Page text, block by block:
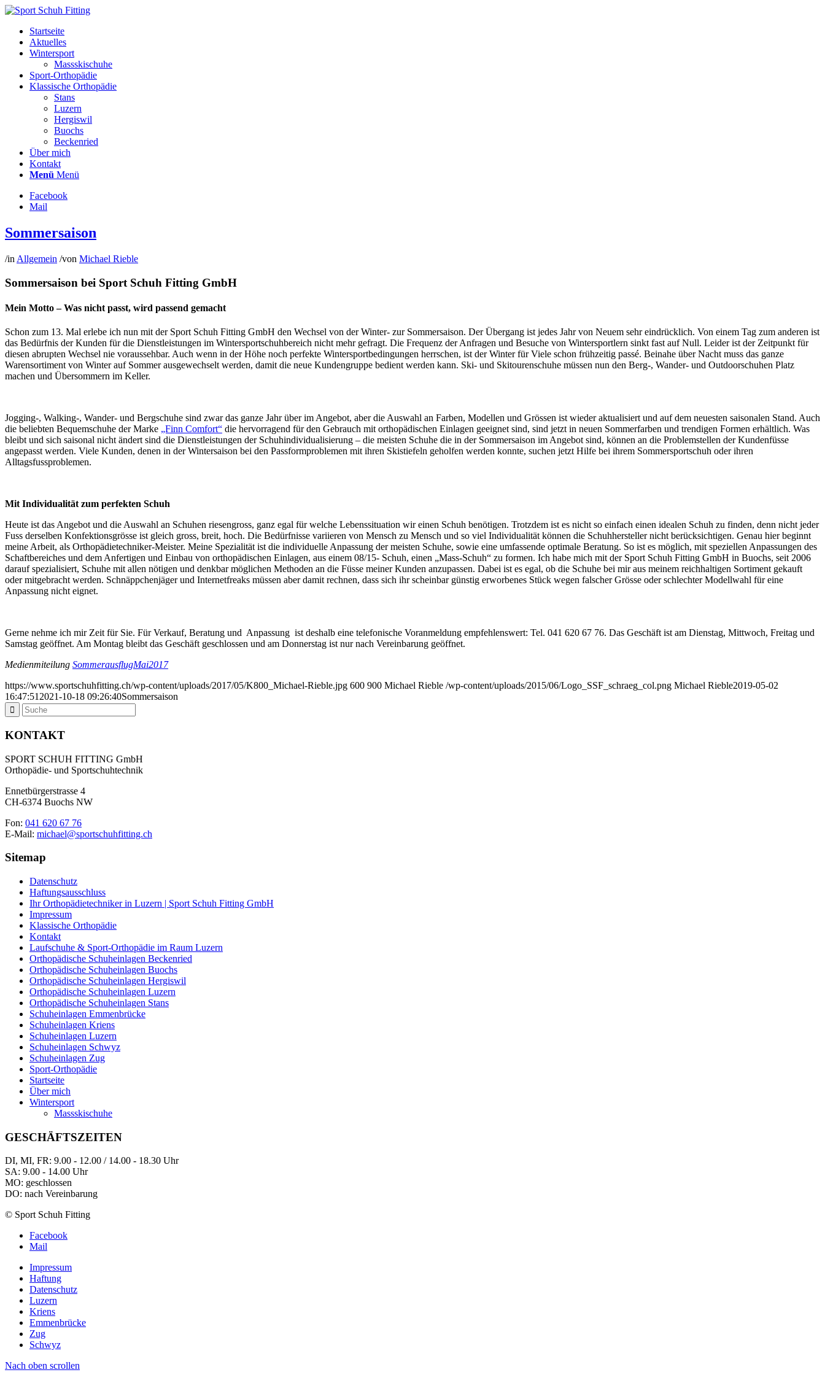
Startseite
Aktuelles
Wintersport
Massskischuhe
Sport-Orthopädie
Klassische Orthopädie
Stans
Luzern
Hergiswil
Buochs
Beckenried
Über mich
Kontakt
Menü Menü
Facebook
Mail
Sommersaison
/in Allgemein /von Michael Rieble
Sommersaison bei Sport Schuh Fitting GmbH
Mein Motto – Was nicht passt, wird passend gemacht
Schon zum 13. Mal erlebe ich nun mit der Sport Schuh Fitting GmbH den Wechsel von der Winter- zur Sommersaison. Der Übergang ist jedes Jahr von Neuem sehr eindrücklich. Von einem Tag zum anderen ist
das Bedürfnis der Kunden für die Dienstleistungen im Wintersportschuhbereich nicht mehr gefragt. Die Frequenz der Anfragen und Besuche von Wintersportlern sinkt fast auf Null. Leider ist der Zeitpunkt für
diesen abrupten Wechsel nie voraussehbar. Auch wenn in der Höhe noch perfekte Wintersportbedingungen herrschen, ist der Winter für Viele schon frühzeitig passé. Beinahe über Nacht muss das ganze
Warensortiment von Winter auf Sommer ausgewechselt werden, damit die neue Kundengruppe bedient werden kann. Ski- und Skitourenschuhe müssen nun den Berg-, Wander- und Outdoorschuhen Platz
machen und Übersommern im Keller.
Jogging-, Walking-, Wander- und Bergschuhe sind zwar das ganze Jahr über im Angebot, aber die Auswahl an Farben, Modellen und Grössen ist wieder aktualisiert und auf dem neuesten saisonalen Stand. Auch
die beliebten Bequemschuhe der Marke „Finn Comfort“ die hervorragend für den Gebrauch mit orthopädischen Einlagen geeignet sind, sind jetzt in neuen Sommerfarben und trendigen Formen erhältlich. Was
bleibt und sich saisonal nicht ändert sind die Dienstleistungen der Schuhindividualisierung – die meisten Schuhe die in der Sommersaison im Angebot sind, können an die Problemstellen der Kundenfüsse
angepasst werden. Viele Kunden, denen in der Wintersaison bei den Passformproblemen mit ihren Skistiefeln geholfen werden konnte, suchen jetzt Hilfe bei ihrem Sommersportschuh oder ihren
Alltagsfussproblemen.
Mit Individualität zum perfekten Schuh
Heute ist das Angebot und die Auswahl an Schuhen riesengross, ganz egal für welche Lebenssituation wir einen Schuh benötigen. Trotzdem ist es nicht so einfach einen idealen Schuh zu finden, denn nicht jeder
Fuss derselben Konfektionsgrösse ist gleich gross, breit, hoch. Die Bedürfnisse variieren von Mensch zu Mensch und so viel Individualität können die Schuhhersteller nicht berücksichtigen. Genau hier beginnt
meine Arbeit, als Orthopädietechniker-Meister. Meine Spezialität ist die individuelle Anpassung der meisten Schuhe, sowie eine umfassende optimale Beratung. So ist es möglich, mit speziellen Anpassungen des
Schaftbereiches und dem Anfertigen und Einbau von orthopädischen Einlagen, aus einem 08/15- Schuh, einen „Mass-Schuh“ zu formen. Ich habe mich mit der Sport Schuh Fitting GmbH in Buochs, seit 2006
darauf spezialisiert, Schuhe mit allen nötigen und denkbar möglichen Methoden an die Füsse meiner Kunden anzupassen. Dabei ist es egal, ob die Schuhe bei mir aus meinem reichhaltigen Sortiment gekauft
oder mitgebracht werden. Schnäppchenjäger und Internetfreaks müssen aber damit rechnen, dass sich ihr scheinbar günstig erworbenes Stück wegen falscher Grösse oder schlechter Modellwahl für eine
Anpassung nicht eignet.
Gerne nehme ich mir Zeit für Sie. Für Verkauf, Beratung und Anpassung ist deshalb eine telefonische Voranmeldung empfehlenswert: Tel. 041 620 67 76. Das Geschäft ist am Dienstag, Mittwoch, Freitag und
Samstag geöffnet. Am Montag bleibt das Geschäft geschlossen und am Donnerstag ist nur nach Vereinbarung geöffnet.
Medienmiteilung SommerausflugMai2017
https://www.sportschuhfitting.ch/wp-content/uploads/2017/05/K800_Michael-Rieble.jpg 600 900 Michael Rieble /wp-content/uploads/2015/06/Logo_SSF_schraeg_col.png Michael Rieble2019-05-02
16:47:51 2021-10-18 09:26:40Sommersaison
KONTAKT
SPORT SCHUH FITTING GmbH
Orthopädie- und Sportschuhtechnik
Ennetbürgerstrasse 4
CH-6374 Buochs NW
Fon: 041 620 67 76
E-Mail: michael@sportschuhfitting.ch
Sitemap
Datenschutz
Haftungsausschluss
Ihr Orthopädietechniker in Luzern | Sport Schuh Fitting GmbH
Impressum
Klassische Orthopädie
Kontakt
Laufschuhe & Sport-Orthopädie im Raum Luzern
Orthopädische Schuheinlagen Beckenried
Orthopädische Schuheinlagen Buochs
Orthopädische Schuheinlagen Hergiswil
Orthopädische Schuheinlagen Luzern
Orthopädische Schuheinlagen Stans
Schuheinlagen Emmenbrücke
Schuheinlagen Kriens
Schuheinlagen Luzern
Schuheinlagen Schwyz
Schuheinlagen Zug
Sport-Orthopädie
Startseite
Über mich
Wintersport
Massskischuhe
GESCHÄFTSZEITEN
DI, MI, FR: 9.00 - 12.00 / 14.00 - 18.30 Uhr
SA: 9.00 - 14.00 Uhr
MO: geschlossen
DO: nach Vereinbarung
© Sport Schuh Fitting
Facebook
Mail
Impressum
Haftung
Datenschutz
Luzern
Kriens
Emmenbrücke
Zug
Schwyz
Nach oben scrollen